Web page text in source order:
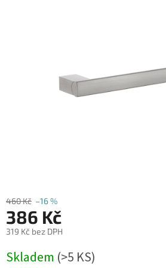
460 Kč –16 %
386 Kč
319 Kč bez DPH
cena:
Skladem (>5 KS)